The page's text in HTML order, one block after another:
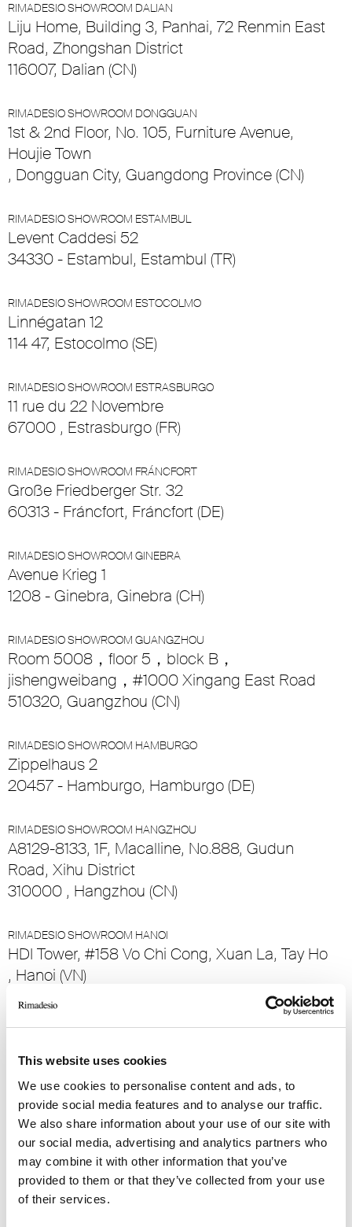
This website uses cookies
We use cookies to personalise content and ads, to
provide social media features and to analyse our traffic.
We also share information about your use of our site with
our social media, advertising and analytics partners who
may combine it with other information that you’ve
provided to them or that they’ve collected from your use
of their services.
RIMADESIO SHOWROOM DALIAN
Liju Home, Building 3, Panhai, 72 Renmin East
Road, Zhongshan District
116007, Dalian (CN)
RIMADESIO SHOWROOM DONGGUAN
1st & 2nd Floor, No. 105, Furniture Avenue,
Houjie Town
, Dongguan City, Guangdong Province (CN)
RIMADESIO SHOWROOM ESTAMBUL
Levent Caddesi 52
34330 - Estambul, Estambul (TR)
RIMADESIO SHOWROOM ESTOCOLMO
Linnégatan 12
114 47, Estocolmo (SE)
RIMADESIO SHOWROOM ESTRASBURGO
11 rue du 22 Novembre
67000 , Estrasburgo (FR)
RIMADESIO SHOWROOM FRÁNCFORT
Große Friedberger Str. 32
60313 - Fráncfort, Fráncfort (DE)
RIMADESIO SHOWROOM GINEBRA
Avenue Krieg 1
1208 - Ginebra, Ginebra (CH)
RIMADESIO SHOWROOM GUANGZHOU
Room 5008，floor 5，block B，
jishengweibang，#1000 Xingang East Road
510320, Guangzhou (CN)
RIMADESIO SHOWROOM HAMBURGO
Zippelhaus 2
20457 - Hamburgo, Hamburgo (DE)
RIMADESIO SHOWROOM HANGZHOU
A8129-8133, 1F, Macalline, No.888, Gudun
Road, Xihu District
310000 , Hangzhou (CN)
RIMADESIO SHOWROOM HANOI
HDI Tower, #158 Vo Chi Cong, Xuan La, Tay Ho
, Hanoi (VN)
ShuShan District
230071, HeFei (CN)
RIMADESIO SHOWROOM HONG KONG
G03 Hopewell Centre 183 Queen’s Road East
Wanchai - Hong Kong, Hong Kong (HK)